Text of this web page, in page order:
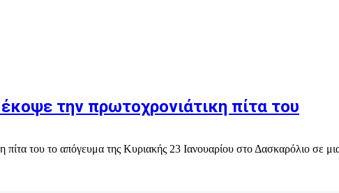
την πρωτοχρονιάτικη πίτα του
του το απόγευμα της Κυριακής 23 Ιανουαρίου στο Δασκαρόλιο σε